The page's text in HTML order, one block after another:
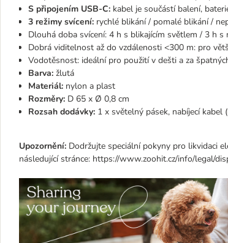
S připojením USB-C: kabel je součástí balení,
3 režimy svícení: rychlé blikání / pomalé blikání /
Dlouhá doba svícení: 4 h s blikajícím světlem / 3 h s
Dobrá viditelnost až do vzdálenosti <300 m: pro
Vodotěsnost: ideální pro použití v dešti a za
Barva: žlutá
Materiál: nylon a plast
Rozměry: D 65 x Ø 0,8 cm
Rozsah dodávky: 1 x světelný pásek, nabíjecí kabel
Upozornění: Dodržujte speciální pokyny pro likvidaci
následující stránce: https://www.zoohit.cz/info/legal/